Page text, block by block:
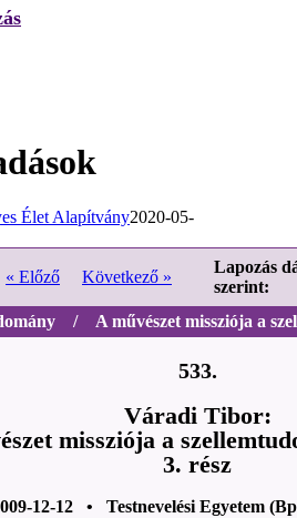
Élet Alapítvány2020-05-
« Előző Következő »
Lapozás
szerint:
/ A művészet missziója a
533.
Váradi Tibor:
missziója a
3. rész
12-12 • Testnevelési Egyetem